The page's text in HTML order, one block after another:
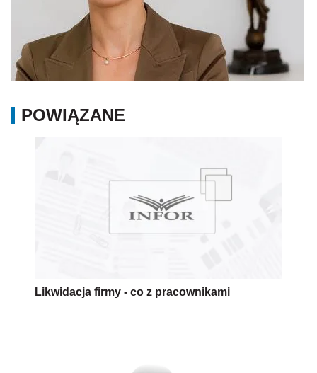
POWIĄZANE
Likwidacja firmy - co z pracownikami